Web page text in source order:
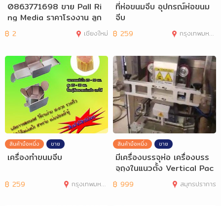
0863771698 ขาย Pall Ri
ng Media ราคาโรงงาน ลูก
มีเดียบำบัดน้
฿ 2 เชียงใหม่
ที่ห่อขนมจีบ อุปกรณ์ห่อขนม
จีบ
฿ 259 กรุงเทพมหานคร
สินค้ามือหนึ่ง ขาย
เครื่องทำขนมจีบ
฿ 259 กรุงเทพมหานคร
สินค้ามือหนึ่ง ขาย
มีเครื่องบรรจุห่อ เครื่องบรร
จุถุงในแนวตั้ง Vertical Pac
king
฿ 999 สมุทรปราการ